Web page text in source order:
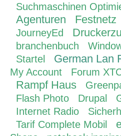
Suchmaschinen
Agenturen Festnetz
JourneyEd
branchenbuch
Startel
German Lan
My Account
Forum
Rampf Haus
Flash Photo Drupal
Internet Radio
Tarif Complete Mobil